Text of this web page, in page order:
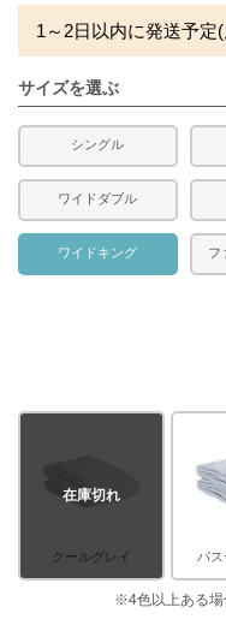
承ください。
1～2日以内に発送予定(
サイズを選ぶ
シングル
ワイドダブル
ワイドキング フ
クールグレイ
在庫切れ
パ